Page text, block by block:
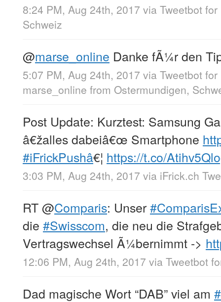
8:24 PM, Aug 24th, 2017 via Tweetbot for
Schweiz
@marse_online Danke fÃ¼r den
5:07 PM, Aug 24th, 2017 via Tweetbot for
marse_online from Ostermundigen,
Post Update: Kurztest: Samsung
â€žalles dabeiâ€œ Smartphone
#iFrickPushâ€¦ https://t.co/
3:03 PM, Aug 24th, 2017 via iFrick.ch
RT@Comparis: Unser
die #Swisscom, die neu die
Vertragswechsel Ã¼bernimmt ->
12:06 PM, Aug 24th, 2017 via Tweetbot
Dad magische Wort “DAB” viel am